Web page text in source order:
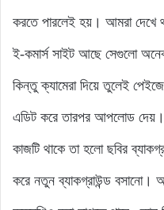
করতে পারলেই হয়। আমরা দেখে
ই-কমার্স সাইট আছে সেগুলো
কিন্তু ক্যামেরা দিয়ে তুলেই
এডিট করে তারপর আপলোড দেয়।
কাজটি থাকে তা হলো ছবির
করে নতুন ব্যাকগ্রাউন্ড বসানো।